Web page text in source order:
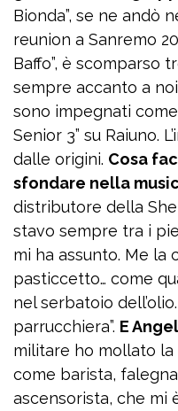
Bionda”, se ne andò
reunion a Sanremo
Baffo”, è scomparso
sempre accanto a
sono impegnati
Senior 3” su Raiuno.
dalle origini. Cosa
sfondare nella
distributore della
stavo sempre tra i
mi ha assunto. Me la
pasticcetto… come
nel serbatoio
parrucchiera”. E
militare ho mollato
come barista,
ascensorista, che mi